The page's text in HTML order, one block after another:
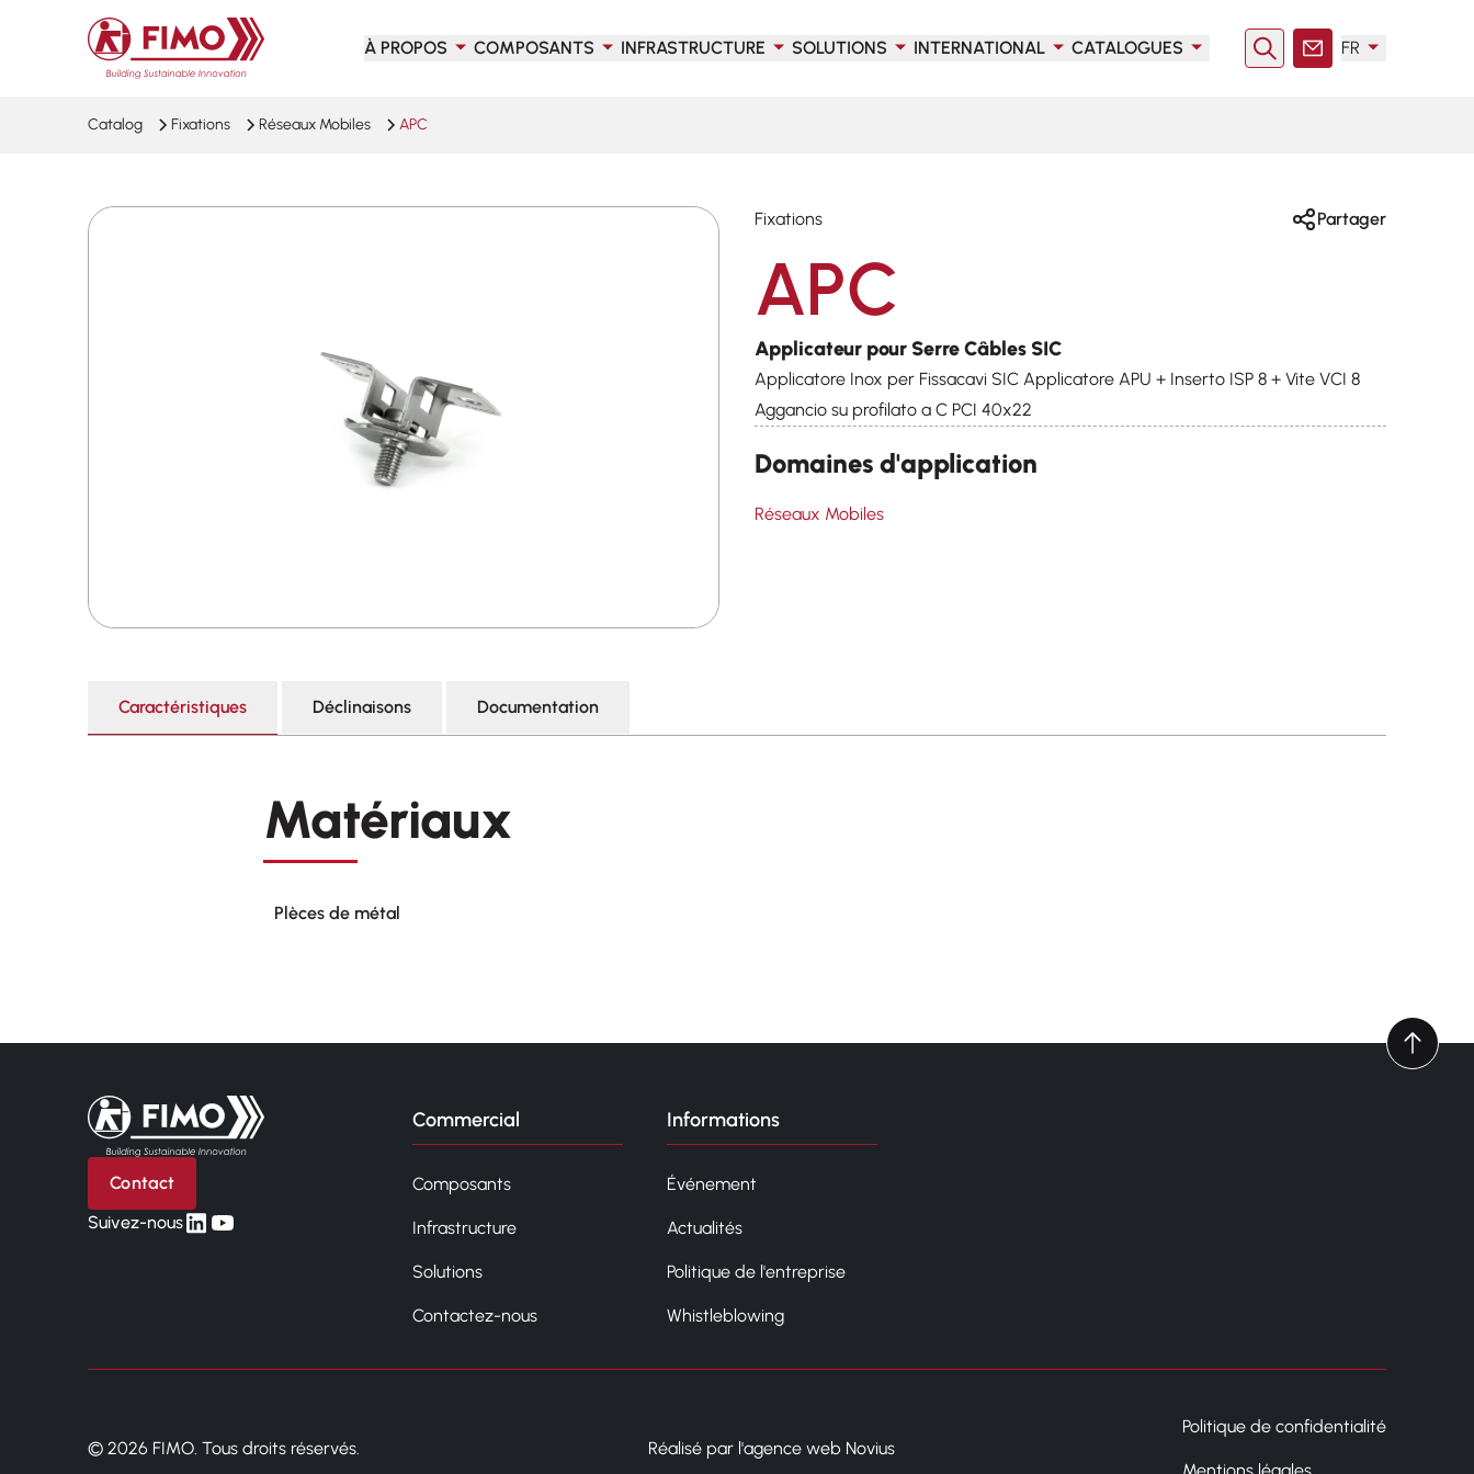
Retour à l'accueil
À PROPOS
COMPOSANTS INFRASTRUCTURE SOLUTIONS INTERNATIONAL CATALOGUES Rechercher
Contact
FR
Catalog Fixations Réseaux Mobiles APC
Fixations Partager
APC
Applicateur pour Serre Câbles SIC
Applicatore Inox per Fissacavi SIC Applicatore APU + Inserto ISP 8 + Vite VCI 8
Aggancio su profilato a C PCI 40x22
Domaines d'application
Réseaux Mobiles
Caractéristiques Déclinaisons Documentation
Matériaux
Plèces de métal
Retour à l'accueil
Contact
Suivez-nouslinkedin
yt
Commercial
Composants
Infrastructure
Solutions
Contactez-nous
Informations
Événement
Actualités
Politique de l'entreprise
Whistleblowing
© 2026 FIMO. Tous droits réservés. Réalisé par l'agence web Novius
Politique de confidentialité